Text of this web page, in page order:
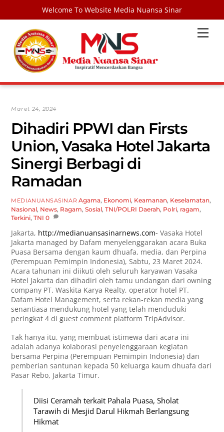
Welcome To Website Media Nuansa Sinar
content
Maret 24, 2024
Dihadiri PPWI dan Firsts
Union, Vasaka Hotel Jakarta
Sinergi Berbagi di
Ramadan
MEDIANUANSASINAR Agama, Ekonomi, Keamanan, Keselamatan,
Nasional, News, Ragam,Sosial,TNI/POLRI Daerah, Polri, ragam,
Terkini,TNI 0
Jakarta, http://medianuansasinarnews.com- Vasaka Hotel
Jakarta managed by Dafam menyelenggarakan acara Buka
Puasa Bersama dengan kaum dhuafa, media, dan Perpina
(Perempuan Pemimpin Indonesia), Sabtu, 23 Maret 2024.
Acara tahunan ini diikuti oleh seluruh karyawan Vasaka
Hotel Jakarta dan dihadiri oleh tamu undangan dari owning
company PT. Waskita Karya Realty, operator hotel PT.
Dafam Hotel Management, serta rekan-rekan media yang
senantiasa mendukung hotel yang telah menduduki
peringkat 4 di guest comment platform TripAdvisor.
Tak hanya itu, yang membuat istimewa dari acara ini
adalah adanya kolaborasi penyelenggaraan kegiatan
bersama Perpina (Perempuan Pemimpin Indonesia) dan
pemberian santunan kepada 50 keluarga kaum dhuafa dari
Pasar Rebo, Jakarta Timur.
Diisi Ceramah terkait Pahala Puasa, Sholat
Tarawih di Mesjid Darul Hikmah Berlangsung
Hikmat